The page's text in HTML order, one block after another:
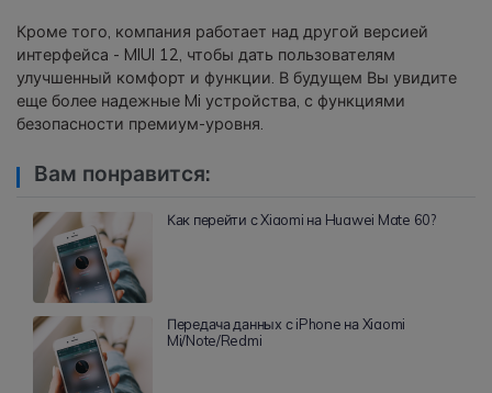
Кроме того, компания работает над другой версией
интерфейса - MIUI 12, чтобы дать пользователям
улучшенный комфорт и функции. В будущем Вы увидите
еще более надежные Mi устройства, с функциями
безопасности премиум-уровня.
Вам понравится:
Как перейти с Xiaomi на Huawei Mate 60?
Передача данных с iPhone на Xiaomi
Mi/Note/Redmi